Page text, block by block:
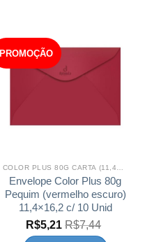
PROMOÇÃO
Envelope Color Plus 80g
Pequim (vermelho escuro)
11,4×16,2 c/ 10 Unid
R$5,21 R$7,44